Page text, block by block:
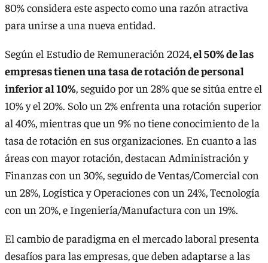
80% considera este aspecto como una razón atractiva
para unirse a una nueva entidad.
Según el Estudio de Remuneración 2024,el 50% de las
empresas tienen una tasa de rotación de personal
inferior al 10%, seguido por un 28% que se sitúa entre el
10% y el 20%. Solo un 2% enfrenta una rotación superior
al 40%, mientras que un 9% no tiene conocimiento de la
tasa de rotación en sus organizaciones. En cuanto a las
áreas con mayor rotación, destacan Administración y
Finanzas con un 30%, seguido de Ventas/Comercial con
un 28%, Logística y Operaciones con un 24%, Tecnología
con un 20%, e Ingeniería/Manufactura con un 19%.
El cambio de paradigma en el mercado laboral presenta
desafíos para las empresas, que deben adaptarse a las